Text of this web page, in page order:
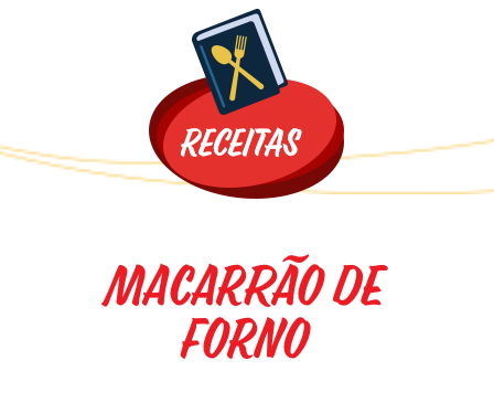
Macarrão de
forno